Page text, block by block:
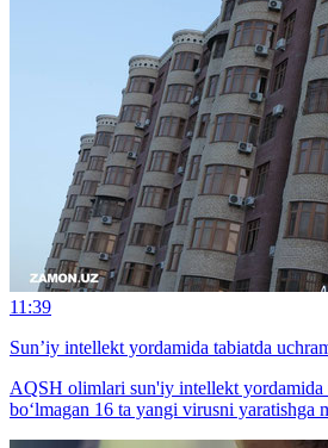
11:39
Sun’iy intellekt yordamida tabiatda
AQSH olimlari sun'iy intellekt yordamida
bo‘lmagan 16 ta yangi virusni yaratishga